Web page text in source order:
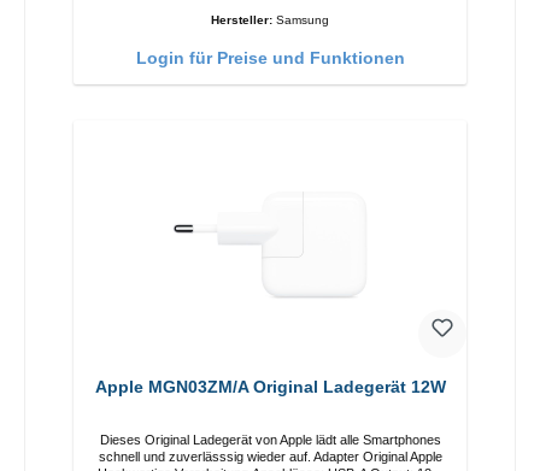
1m USB-A / USB-C zu USB-C Farbe: Schwarz/li>
Hersteller: Samsung
Login für Preise und Funktionen
Apple MGN03ZM/A Original Ladegerät 12W
Dieses Original Ladegerät von Apple lädt alle Smartphones
schnell und zuverlässsig wieder auf. Adapter Original Apple